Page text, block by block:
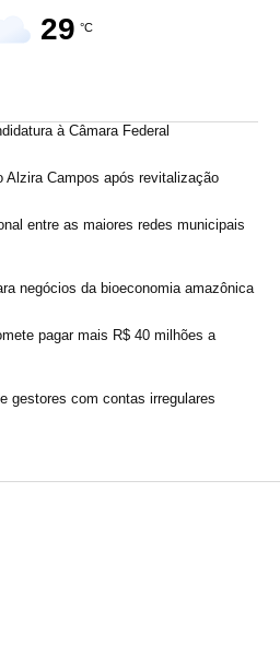
29 °C
à Câmara Federal
Alzira Campos após revitalização
entre as maiores redes municipais
negócios da bioeconomia amazônica
pagar mais R$ 40 milhões a
gestores com contas irregulares